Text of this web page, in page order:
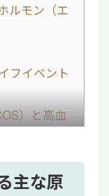
ルモン（エ
フイベント
）と高血
トレスが原
主な原